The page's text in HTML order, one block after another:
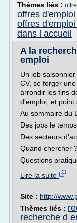
Thèmes liés :
offres d'emploi
offres
dans l accueil
A la
emploi
Un job
CV, se forger
arrondir les fins
d'emploi, et point
Au sommaire du
Des jobs le
Des secteurs
Quand chercher
Questions
Lire la suite
Site : http://
Thèmes liés :
recherche d